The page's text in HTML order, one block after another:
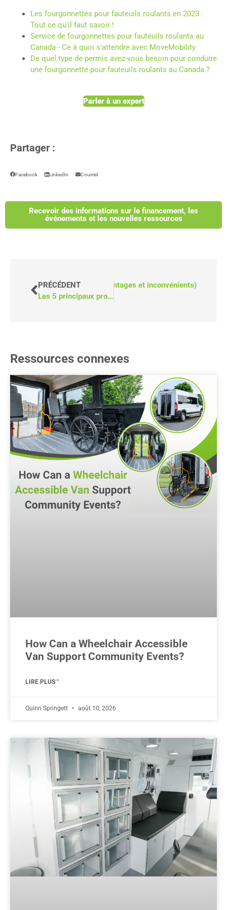
Les fourgonnettes pour fauteuils roulants en 2023 :
Tout ce qu'il faut savoir !
Service de fourgonnettes pour fauteuils roulants au
Canada - Ce à quoi s'attendre avec MoveMobility
De quel type de permis avez-vous besoin pour conduire
une fourgonnette pour fauteuils roulants au Canada ?
Parler à un expert
Partager :
Facebook LinkedIn Courriel
Recevoir des informations sur le financement, les
événements et les nouvelles ressources
PRÉCÉDENT
Les 5 principaux problèmes liés aux élévateurs pour fauteuils roulants (avec 5 solutions)
arrière ou à accès latéral (avantages et inconvénients)
Ressources connexes
How Can a Wheelchair Accessible
Van Support Community Events?
LIRE PLUS "
Quinn Springett août 10, 2026